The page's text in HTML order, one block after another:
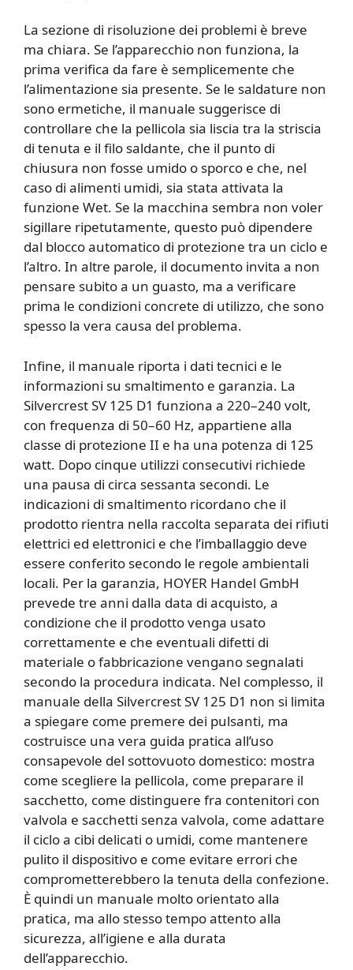
La sezione di risoluzione dei problemi è breve
ma chiara. Se l’apparecchio non funziona, la
prima verifica da fare è semplicemente che
l’alimentazione sia presente. Se le saldature non
sono ermetiche, il manuale suggerisce di
controllare che la pellicola sia liscia tra la striscia
di tenuta e il filo saldante, che il punto di
chiusura non fosse umido o sporco e che, nel
caso di alimenti umidi, sia stata attivata la
funzione Wet. Se la macchina sembra non voler
sigillare ripetutamente, questo può dipendere
dal blocco automatico di protezione tra un ciclo e
l’altro. In altre parole, il documento invita a non
pensare subito a un guasto, ma a verificare
prima le condizioni concrete di utilizzo, che sono
spesso la vera causa del problema.
Infine, il manuale riporta i dati tecnici e le
informazioni su smaltimento e garanzia. La
Silvercrest SV 125 D1 funziona a 220–240 volt,
con frequenza di 50–60 Hz, appartiene alla
classe di protezione II e ha una potenza di 125
watt. Dopo cinque utilizzi consecutivi richiede
una pausa di circa sessanta secondi. Le
indicazioni di smaltimento ricordano che il
prodotto rientra nella raccolta separata dei rifiuti
elettrici ed elettronici e che l’imballaggio deve
essere conferito secondo le regole ambientali
locali. Per la garanzia, HOYER Handel GmbH
prevede tre anni dalla data di acquisto, a
condizione che il prodotto venga usato
correttamente e che eventuali difetti di
materiale o fabbricazione vengano segnalati
secondo la procedura indicata. Nel complesso, il
manuale della Silvercrest SV 125 D1 non si limita
a spiegare come premere dei pulsanti, ma
costruisce una vera guida pratica all’uso
consapevole del sottovuoto domestico: mostra
come scegliere la pellicola, come preparare il
sacchetto, come distinguere fra contenitori con
valvola e sacchetti senza valvola, come adattare
il ciclo a cibi delicati o umidi, come mantenere
pulito il dispositivo e come evitare errori che
comprometterebbero la tenuta della confezione.
È quindi un manuale molto orientato alla
pratica, ma allo stesso tempo attento alla
sicurezza, all’igiene e alla durata
dell’apparecchio.